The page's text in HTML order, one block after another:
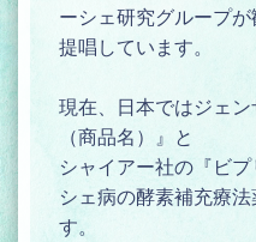
ーシェ研究グループ
提唱しています。
現在、日本ではジェ
（商品名）』と
シャイアー社の『ビ
シェ病の酵素補充療
す。